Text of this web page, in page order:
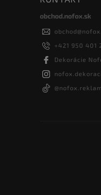
obchod.nofox.sk
obchod@
+421 950 401
Dekorácie